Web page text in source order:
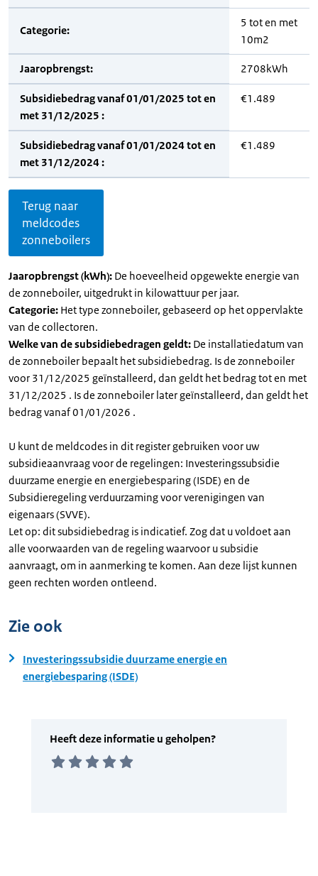
Categorie:
5 tot en met
10m2
Jaaropbrengst: 2708kWh
Subsidiebedrag vanaf 01/01/2025 tot en
met 31/12/2025 :
€1.489
Subsidiebedrag vanaf 01/01/2024 tot en
met 31/12/2024 :
€1.489
Terug naar
meldcodes
zonneboilers
Jaaropbrengst (kWh): De hoeveelheid opgewekte energie van
de zonneboiler, uitgedrukt in kilowattuur per jaar.
Categorie: Het type zonneboiler, gebaseerd op het oppervlakte
van de collectoren.
Welke van de subsidiebedragen geldt: De installatiedatum van
de zonneboiler bepaalt het subsidiebedrag. Is de zonneboiler
voor 31/12/2025 geïnstalleerd, dan geldt het bedrag tot en met
31/12/2025 . Is de zonneboiler later geïnstalleerd, dan geldt het
bedrag vanaf 01/01/2026 .
U kunt de meldcodes in dit register gebruiken voor uw
subsidieaanvraag voor de regelingen: Investeringssubsidie
duurzame energie en energiebesparing (ISDE) en de
Subsidieregeling verduurzaming voor verenigingen van
eigenaars (SVVE).
Let op: dit subsidiebedrag is indicatief. Zog dat u voldoet aan
alle voorwaarden van de regeling waarvoor u subsidie
aanvraagt, om in aanmerking te komen. Aan deze lijst kunnen
geen rechten worden ontleend.
Zie ook
Investeringssubsidie duurzame energie en
energiebesparing (ISDE)